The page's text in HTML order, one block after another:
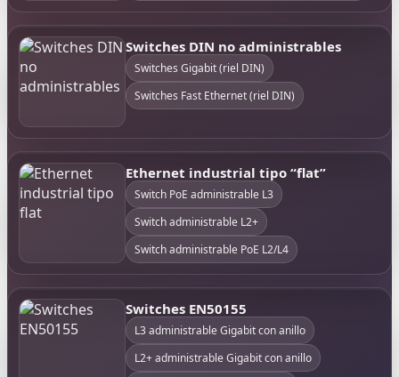
Switches DIN no administrables
Switches Gigabit (riel DIN)
Switches Fast Ethernet (riel DIN)
Ethernet industrial tipo “flat”
Switch PoE administrable L3
Switch administrable L2+
Switch administrable PoE L2/L4
Switches EN50155
L3 administrable Gigabit con anillo
L2+ administrable Gigabit con anillo